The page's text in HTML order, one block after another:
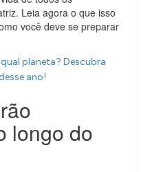
Leia agora o que isso
você deve se preparar
planeta? Descubra
ano!
longo do